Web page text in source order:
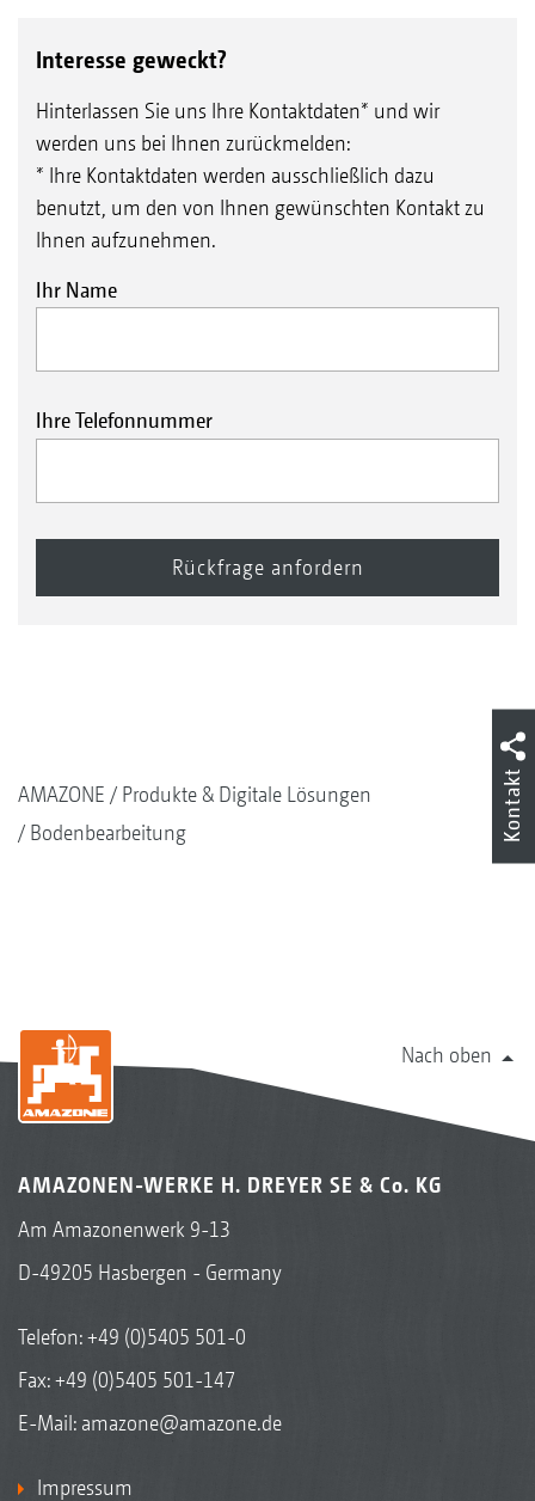
Interesse geweckt?
Hinterlassen Sie uns Ihre Kontaktdaten* und wir
werden uns bei Ihnen zurückmelden:
* Ihre Kontaktdaten werden ausschließlich dazu
benutzt, um den von Ihnen gewünschten Kontakt zu
Ihnen aufzunehmen.
Ihr Name
Ihre Telefonnummer
AMAZONE
Produkte & Digitale Lösungen
Bodenbearbeitung
Nach oben
AMAZONEN-WERKE H. DREYER SE & Co. KG
Am Amazonenwerk 9-13
D-49205 Hasbergen - Germany
Telefon:+49 (0)5405 501-0
Fax: +49 (0)5405 501-147
E-Mail: amazone@amazone.de
Impressum
Kontakt